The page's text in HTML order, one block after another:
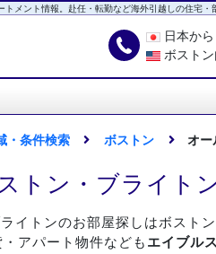
メント情報。赴任・転勤など海外引越しの住宅・
日本か
ボスト
・条件検索 ボストン オー
トン・ブライト
イトンのお部屋探しはボスト
アパート物件なども エイブル